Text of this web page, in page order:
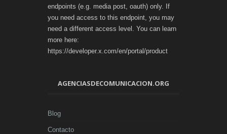
endpoints (e.g. media post, oauth) only. If
you need access to this endpoint, you may
need a different access level. You can learn
more here:
https://developer.x.com/en/portal/product
AGENCIASDECOMUNICACION.ORG
Blog
Contacto